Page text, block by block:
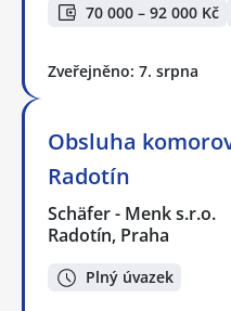
70 000 – 92 000 Kč
Zveřejněno: 7. srpna
Obsluha
Radotín
Schäfer - Menk s.r.o.
Radotín, Praha
Plný úvazek